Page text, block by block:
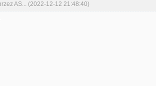
AS... (2022-12-12 21:48:40)